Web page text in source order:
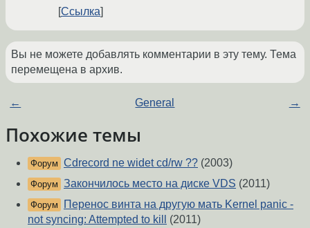
Ссылка
Вы не можете добавлять комментарии в эту тему. Тема
перемещена в архив.
← General →
Похожие темы
Форум Cdrecord ne widet cd/rw ?? (2003)
Форум Закончилось место на диске VDS (2011)
Форум
Перенос винта на другую мать Kernel panic -
not syncing: Attempted to kill
(2011)